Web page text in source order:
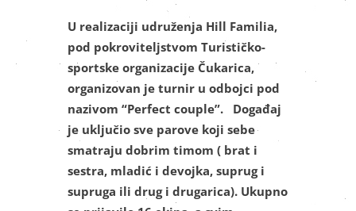
U realizaciji udruženja Hill Familia,
pod pokroviteljstvom Turističko-
sportske organizacije Čukarica,
organizovan je turnir u odbojci pod
nazivom “Perfect couple”. Događaj
je uključio sve parove koji sebe
smatraju dobrim timom ( brat i
sestra, mladić i devojka, suprug i
supruga ili drug i drugarica). Ukupno